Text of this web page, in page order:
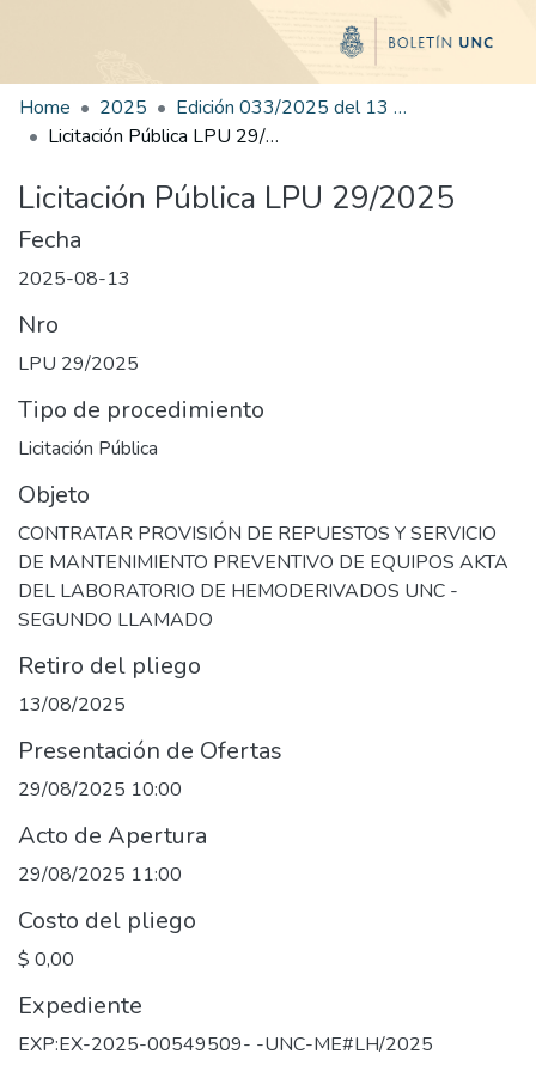
Home 2025
Edición 033/2025 del 13 de agosto de 2025
Licitación Pública LPU 29/2025
Licitación Pública LPU 29/2025
Fecha
2025-08-13
Nro
LPU 29/2025
Tipo de procedimiento
Licitación Pública
Objeto
CONTRATAR PROVISIÓN DE REPUESTOS Y SERVICIO
DE MANTENIMIENTO PREVENTIVO DE EQUIPOS AKTA
DEL LABORATORIO DE HEMODERIVADOS UNC -
SEGUNDO LLAMADO
Retiro del pliego
13/08/2025
Presentación de Ofertas
29/08/2025 10:00
Acto de Apertura
29/08/2025 11:00
Costo del pliego
$ 0,00
Expediente
EXP:EX-2025-00549509- -UNC-ME#LH/2025